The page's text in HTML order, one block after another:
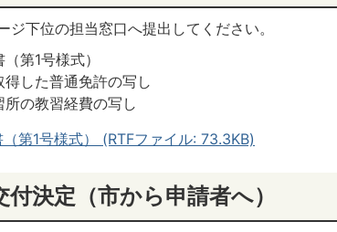
ジ下位の担当窓口へ提出してください。
第1号様式）
得した普通免許の写し
所の教習経費の写し
第1号様式） (RTFファイル: 73.3KB)
付決定（市から申請者へ）